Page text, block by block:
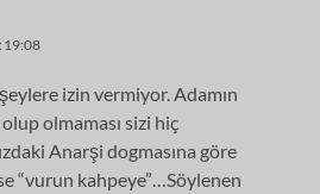
19:08
izin vermiyor. Adamın
olmaması sizi hiç
Anarşi dogmasına göre
“vurun kahpeye”…Söylenen